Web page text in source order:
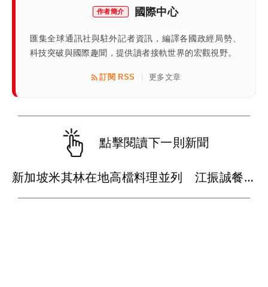
作者簡介 國際中心
匯集全球通訊社與駐外記者資訊，編譯各國政經局勢、
科技突破與國際趣聞，提供讀者接軌世界的宏觀視野。
訂閱 RSS 更多文章
點擊閱讀下一則新聞
新加坡米其林在地高檔料理並列 江振誠餐廳摘二星